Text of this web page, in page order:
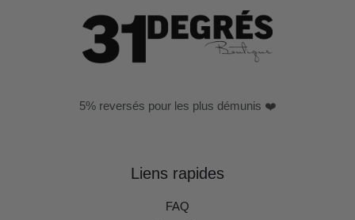
5% reversés pour les plus démunis ❤️
Liens rapides
FAQ